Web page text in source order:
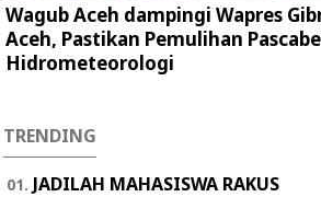
Wagub Aceh dampingi Wapres
Aceh, Pastikan Pemulihan
Hidrometeorologi
TRENDING
JADILAH MAHASISWA RAKUS